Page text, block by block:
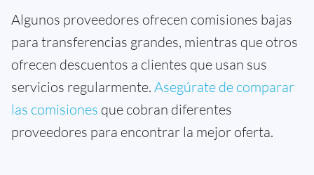
Algunos proveedores ofrecen comisiones bajas
para transferencias grandes, mientras que otros
ofrecen descuentos a clientes que usan sus
servicios regularmente. Asegúrate de comparar
las comisiones que cobran diferentes
proveedores para encontrar la mejor oferta.